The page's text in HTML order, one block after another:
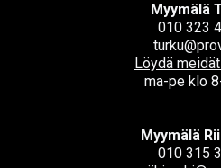
Myymälä
010 323
Löydä
ma-pe klo
Myymälä
010 315